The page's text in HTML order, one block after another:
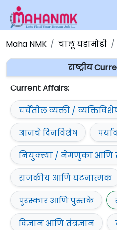
Maha NMK चालू घडामोडी
राष्ट्रीय
Current Affairs:
चर्चेतील व्यक्ती /
आजचे दिनविशेष
नियुक्त्या / नेमणुका आणि
राजकीय आणि घटनात्मक
पुरस्कार आणि पुस्तके
विज्ञान आणि तंत्रज्ञान